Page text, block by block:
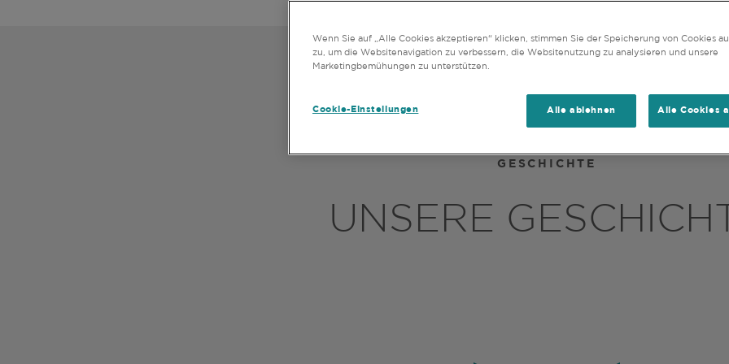
GESCHICHTE
UNSERE
Wenn Sie auf „Alle Cookies akzeptieren“ klicken, stimmen Sie der Speicherung von Cookies
zu, um die Websitenavigation zu verbessern, die Websitenutzung zu analysieren und unsere
Marketingbemühungen zu unterstützen.
Alle ablehnen Alle Cookies
Cookie-Einstellungen